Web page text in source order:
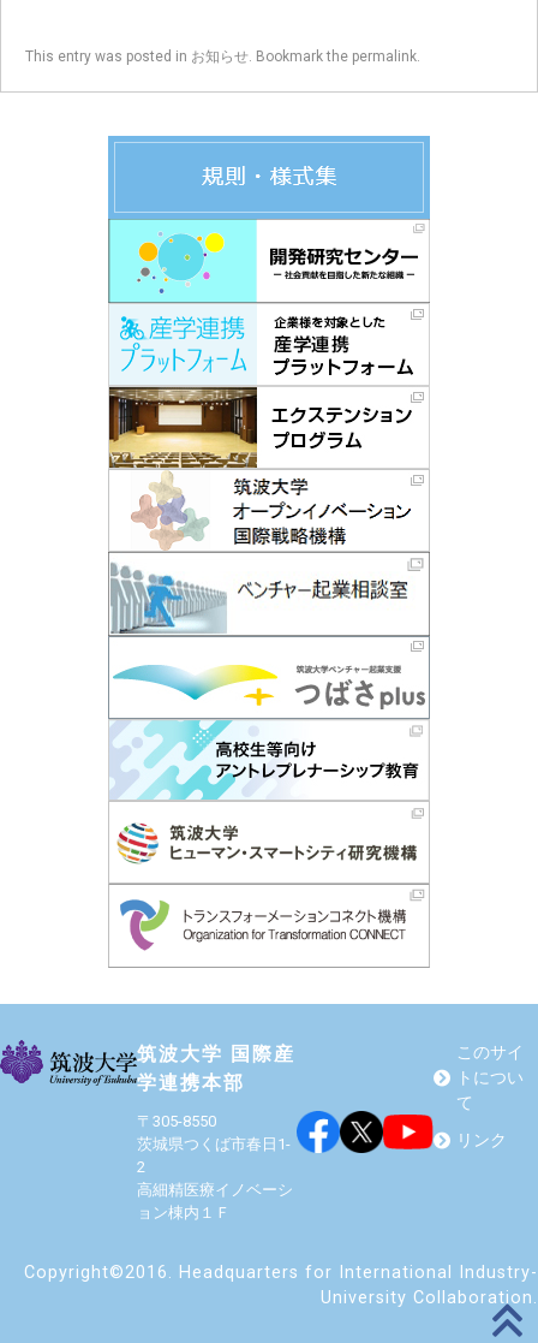
This entry was posted in お知らせ. Bookmark the permalink.
筑波大学 国際産
学連携本部
〒305-8550
茨城県つくば市春日1-
2
高細精医療イノベーシ
ョン棟内１Ｆ
このサイ
トについ
て
リンク
Copyright©2016. Headquarters for International Industry-
University Collaboration.